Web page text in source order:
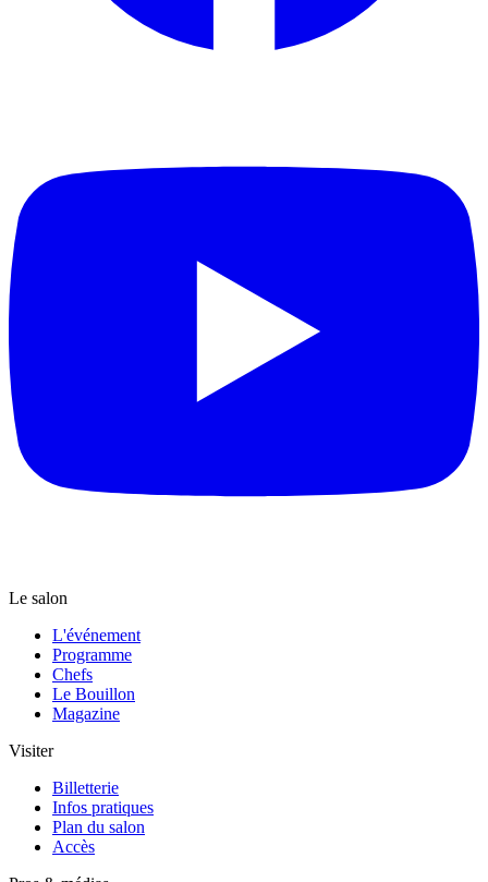
Le salon
L'événement
Programme
Chefs
Le Bouillon
Magazine
Visiter
Billetterie
Infos pratiques
Plan du salon
Accès